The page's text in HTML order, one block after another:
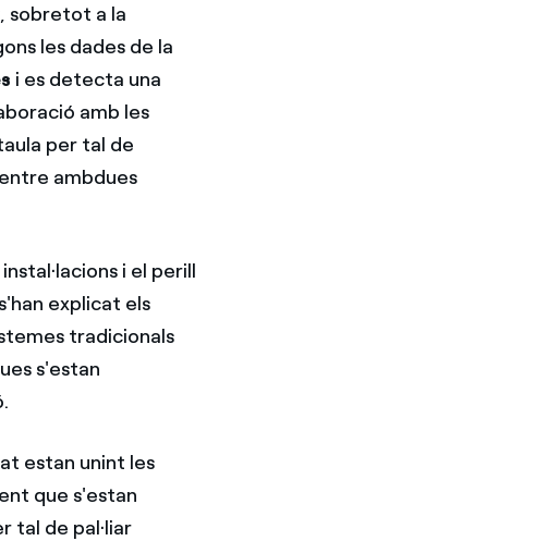
sobretot a la
les dades de la
i es detecta una
amb les
per tal de
ambdues
i el perill
explicat els
tradicionals
s'estan
estan unint les
que s'estan
tal de pal·liar